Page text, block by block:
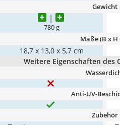
Gewicht
780 g
Maße (B x H
18,7 x 13,0 x 5,7 cm
Weitere Eigenschaften des
Anti-UV-
Zubehör